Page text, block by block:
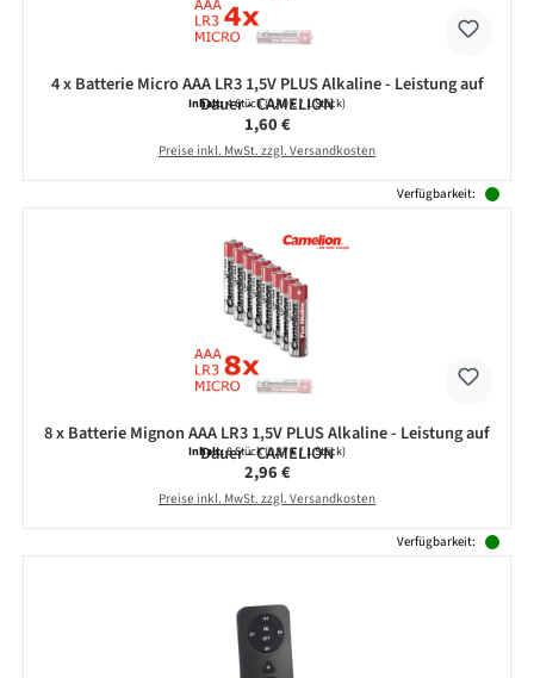
4 x Batterie Micro AAA LR3 1,5V PLUS Alkaline - Leistung auf
Dauer - CAMELION
Inhalt:4 Stück(0,40 € / 1 Stück)
Regulärer Preis:
1,60 €
Preise inkl. MwSt. zzgl. Versandkosten
Verfügbarkeit:
8 x Batterie Mignon AAA LR3 1,5V PLUS Alkaline - Leistung auf
Dauer - CAMELION
Inhalt:8 Stück(0,37 € / 1 Stück)
Regulärer Preis:
2,96 €
Preise inkl. MwSt. zzgl. Versandkosten
Verfügbarkeit: